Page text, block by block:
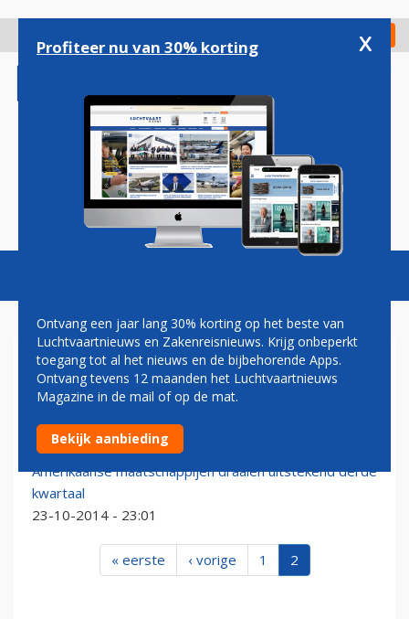
gaan
Check in
Magazine Podcasts Vacatures
SOUTHWEST
Vleugels twee vliegtuigen in aanvaring op LaGuardia
23-12-2014 - 20:38
Amerikaanse maatschappijen draaien uitstekend derde
kwartaal
23-10-2014 - 23:01
« eerste ‹ vorige 1 2
Profiteer nu van 30% korting x
Ontvang een jaar lang 30% korting op het beste van
Luchtvaartnieuws en Zakenreisnieuws. Krijg onbeperkt
toegang tot al het nieuws en de bijbehorende Apps.
Ontvang tevens 12 maanden het Luchtvaartnieuws
Magazine in de mail of op de mat.
Bekijk aanbieding